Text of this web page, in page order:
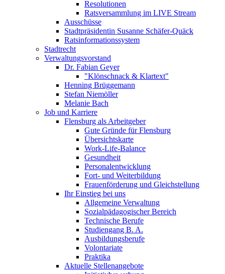
Resolutionen
Ratsversammlung im LIVE Stream
Ausschüsse
Stadtpräsidentin Susanne Schäfer-Quäck
Ratsinformationssystem
Stadtrecht
Verwaltungsvorstand
Dr. Fabian Geyer
"Klönschnack & Klartext"
Henning Brüggemann
Stefan Niemöller
Melanie Bach
Job und Karriere
Flensburg als Arbeitgeber
Gute Gründe für Flensburg
Übersichtskarte
Work-Life-Balance
Gesundheit
Personalentwicklung
Fort- und Weiterbildung
Frauenförderung und Gleichstellung
Ihr Einstieg bei uns
Allgemeine Verwaltung
Sozialpädagogischer Bereich
Technische Berufe
Studiengang B. A.
Ausbildungsberufe
Volontariate
Praktika
Aktuelle Stellenangebote